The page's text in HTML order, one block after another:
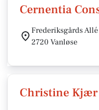
Cernentia
Frederiksgårds
2720 Vanløse
Christine Kjær